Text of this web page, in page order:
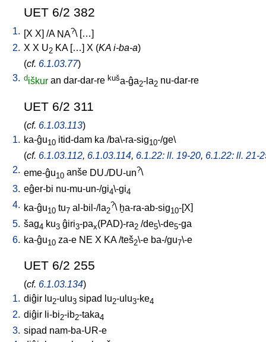
UET 6/2 382
1. X X ] /A NA?\ [ …
2. X X U2 KA[…] X (KA i-ba-a)
(cf. 6.1.03.77)
3. diškur an dar-dar-re kuša-ĝa2-la2 nu-dar-re
UET 6/2 311
(cf. 6.1.03.113)
1. ka-ĝu10 itid-dam ka /ba\-ra-sig10-/ge\
(cf. 6.1.03.112, 6.1.03.114, 6.1.22: ll. 19-20, 6.1.22: ll. 21-
2. eme-ĝu10 anše DU./DU-un?\
3. eĝer-bi nu-mu-un-/gi4\-gi4
4. ka-ĝu10 tu7 al-bil-/la2
?\ ḫa-ra-ab-sig10-[X
5. šag4 ku3 ĝiri3-pax(PAD)-ra2 /de5\-de5-ga
6. ka-ĝu10 za-e NE X KA/teš2\-e ba-/gu7\-e
UET 6/2 255
(cf. 6.1.03.134)
1. diĝir lu2-ulu3 sipad lu2-ulu3-ke4
2. diĝir li-bi2-ib2-taka4
3. sipad nam-ba-UR-e